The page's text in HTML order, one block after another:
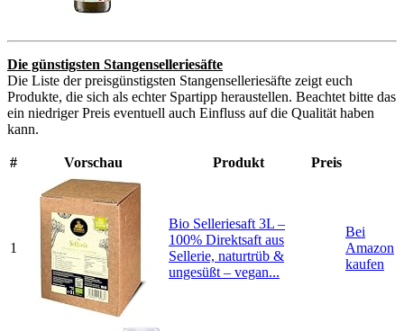
Die günstigsten Stangenselleriesäfte
Die Liste der preisgünstigsten Stangenselleriesäfte zeigt euch
Produkte, die sich als echter Spartipp heraustellen. Beachtet bitte das
ein niedriger Preis eventuell auch Einfluss auf die Qualität haben
kann.
# Vorschau Produkt Preis
1
Bio Selleriesaft 3L –
100% Direktsaft aus
Sellerie, naturtrüb &
ungesüßt – vegan...
Bei
Amazon
kaufen